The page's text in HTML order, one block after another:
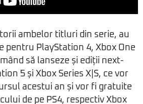
ambelor titluri din serie, au
pentru PlayStation 4, Xbox One
să lanseze și ediții next-
5 și Xbox Series X|S, ce vor
acestui an și vor fi gratuite
de pe PS4, respectiv Xbox